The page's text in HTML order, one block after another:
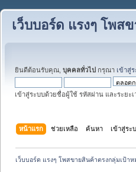
เว็บบอร์ด แรงๆ โพส
ยินดีต้อนรับคุณ, บุคคลทั่วไป กรุณา เข้าสู่
เข้าสู่ระบบด้วยชื่อผู้ใช้ รหัสผ่าน และระยะ
หน้าแรก ช่วยเหลือ ค้นหา เข้าสู่ระ
เว็บบอร์ด แรงๆ โพสขายสินค้าตรงกลุ่มเป้า